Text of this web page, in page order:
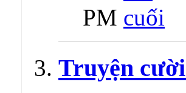
PM
Truyện